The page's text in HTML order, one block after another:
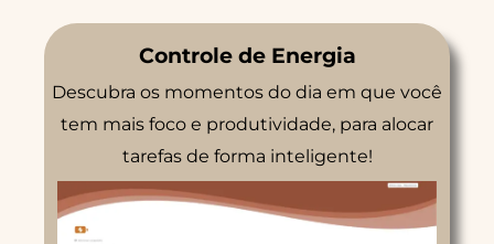
Controle de Energia
Descubra os momentos do dia em que você
tem mais foco e produtividade, para alocar
tarefas de forma inteligente!